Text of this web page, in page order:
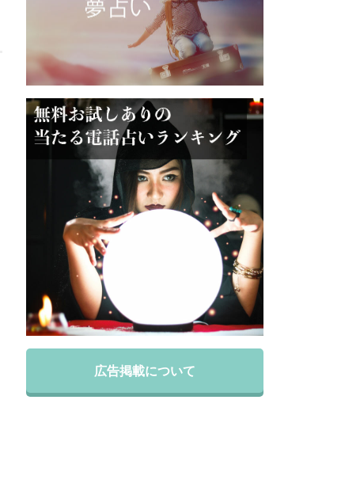
広告掲載について